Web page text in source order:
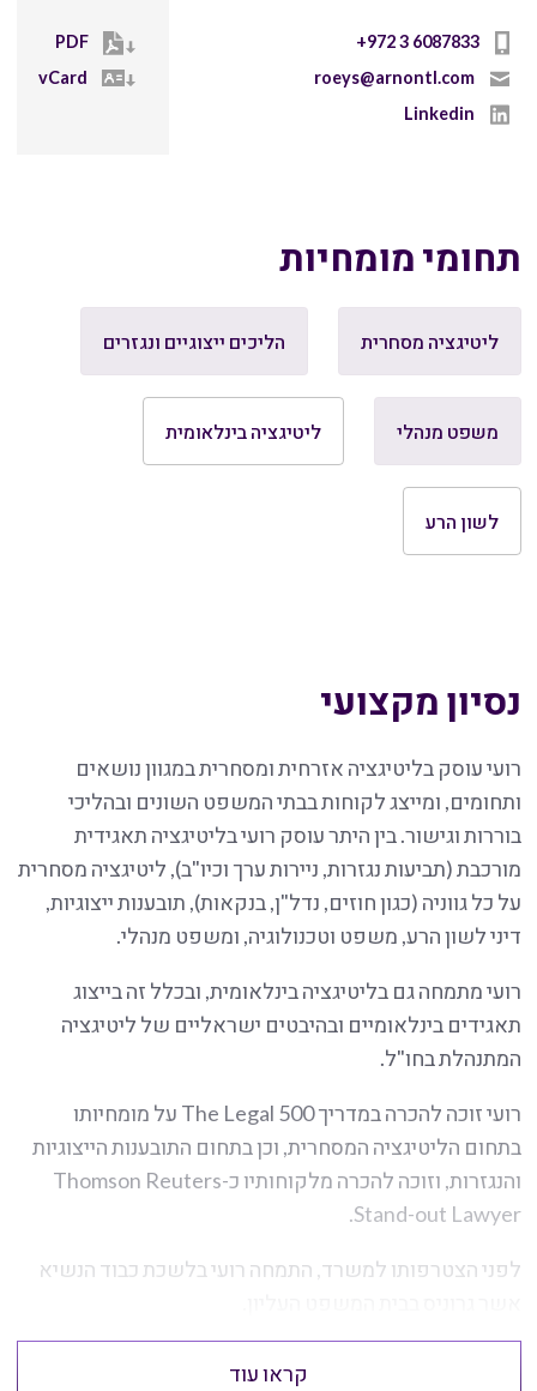
+972 3 6087833
roeys@arnontl.com
Linkedin
PDF
vCard
תחומי מומחיות
ליטיגציה מסחרית הליכים ייצוגיים ונגזרים
משפט מנהלי ליטיגציה בינלאומית
לשון הרע
נסיון מקצועי
רועי עוסק בליטיגציה אזרחית ומסחרית במגוון נושאים
ותחומים, ומייצג לקוחות בבתי המשפט השונים ובהליכי
בוררות וגישור. בין היתר עוסק רועי בליטיגציה תאגידית
מורכבת (תביעות נגזרות, ניירות ערך וכיו"ב), ליטיגציה מסחרית
על כל גווניה (כגון חוזים, נדל"ן, בנקאות), תובענות ייצוגיות,
דיני לשון הרע, משפט וטכנולוגיה, ומשפט מנהלי.
רועי מתמחה גם בליטיגציה בינלאומית, ובכלל זה בייצוג
תאגידים בינלאומיים ובהיבטים ישראליים של ליטיגציה
המתנהלת בחו"ל.
רועי זוכה להכרה במדריך The Legal 500 על מומחיותו
בתחום הליטיגציה המסחרית, וכן בתחום התובענות הייצוגיות
והנגזרות, וזוכה להכרה מלקוחותיו כ-Thomson Reuters
Stand-out Lawyer.
לפני הצטרפותו למשרד, התמחה רועי בלשכת כבוד הנשיא
קראו עוד